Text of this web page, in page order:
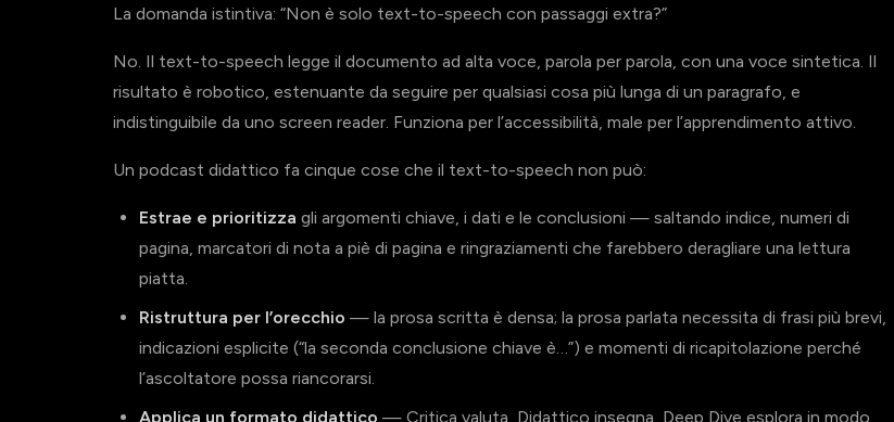
La domanda istintiva: “Non è solo text-to-speech con passaggi extra?”
No. Il text-to-speech legge il documento ad alta voce, parola per parola, con una voce sintetica. Il
risultato è robotico, estenuante da seguire per qualsiasi cosa più lunga di un paragrafo, e
indistinguibile da uno screen reader. Funziona per l’accessibilità, male per l’apprendimento attivo.
Un podcast didattico fa cinque cose che il text-to-speech non può:
Estrae e prioritizza gli argomenti chiave, i dati e le conclusioni — saltando indice, numeri di
pagina, marcatori di nota a piè di pagina e ringraziamenti che farebbero deragliare una lettura
piatta.
Ristruttura per l’orecchio — la prosa scritta è densa; la prosa parlata necessita di frasi più brevi,
indicazioni esplicite (“la seconda conclusione chiave è…”) e momenti di ricapitolazione perché
l’ascoltatore possa riancorarsi.
Applica un formato didattico — Critica valuta, Didattico insegna, Deep Dive esplora in modo